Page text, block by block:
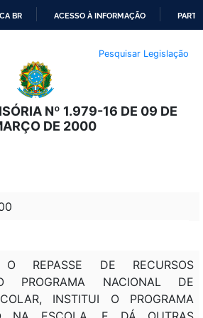
O
CONTEÚDO
BR ACESSO À INFORMAÇÃO
Pesquisar Legislação
Nº 1.979-16 DE 09 DE
DE 2000
O REPASSE DE RECURSOS
PROGRAMA NACIONAL DE
INSTITUI O PROGRAMA